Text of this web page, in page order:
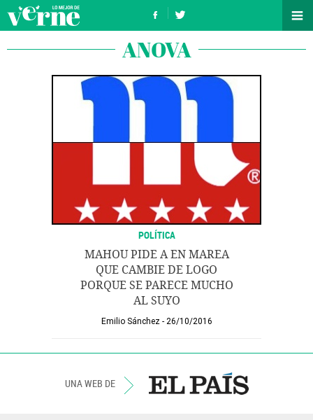
ANOVA
POLÍTICA
MAHOU PIDE A EN MAREA
QUE CAMBIE DE LOGO
PORQUE SE PARECE MUCHO
AL SUYO
Emilio Sánchez 26/10/2016
UNA WEB DE